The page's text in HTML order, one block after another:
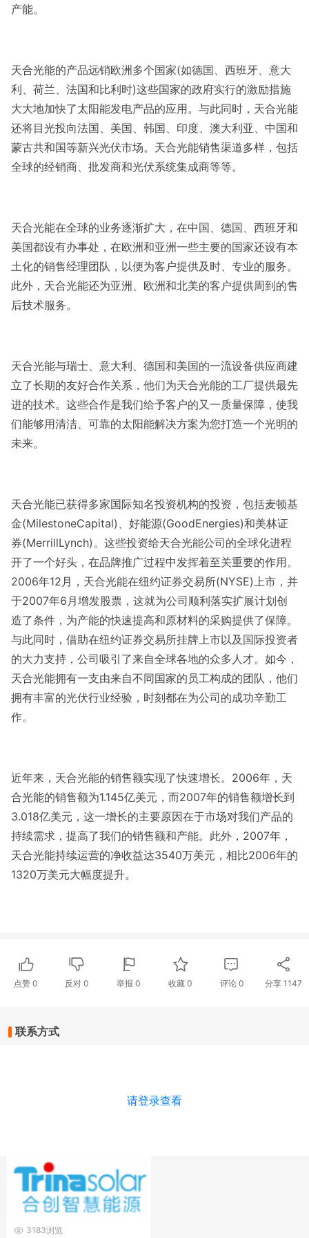
产能。
天合光能的产品远销欧洲多个国家(如德国、西班牙、意大
利、荷兰、法国和比利时)这些国家的政府实行的激励措施
大大地加快了太阳能发电产品的应用。与此同时，天合光能
还将目光投向法国、美国、韩国、印度、澳大利亚、中国和
蒙古共和国等新兴光伏市场。天合光能销售渠道多样，包括
全球的经销商、批发商和光伏系统集成商等等。
天合光能在全球的业务逐渐扩大，在中国、德国、西班牙和
美国都设有办事处，在欧洲和亚洲一些主要的国家还设有本
土化的销售经理团队，以便为客户提供及时、专业的服务。
此外，天合光能还为亚洲、欧洲和北美的客户提供周到的售
后技术服务。
天合光能与瑞士、意大利、德国和美国的一流设备供应商建
立了长期的友好合作关系，他们为天合光能的工厂提供最先
进的技术。这些合作是我们给予客户的又一质量保障，使我
们能够用清洁、可靠的太阳能解决方案为您打造一个光明的
未来。
天合光能已获得多家国际知名投资机构的投资，包括麦顿基
金(MilestoneCapital)、好能源(GoodEnergies)和美林证
券(MerrillLynch)。这些投资给天合光能公司的全球化进程
开了一个好头，在品牌推广过程中发挥着至关重要的作用。
2006年12月，天合光能在纽约证券交易所(NYSE)上市，并
于2007年6月增发股票，这就为公司顺利落实扩展计划创
造了条件，为产能的快速提高和原材料的采购提供了保障。
与此同时，借助在纽约证券交易所挂牌上市以及国际投资者
的大力支持，公司吸引了来自全球各地的众多人才。如今，
天合光能拥有一支由来自不同国家的员工构成的团队，他们
拥有丰富的光伏行业经验，时刻都在为公司的成功辛勤工
作。
近年来，天合光能的销售额实现了快速增长。2006年，天
合光能的销售额为1.145亿美元，而2007年的销售额增长到
3.018亿美元，这一增长的主要原因在于市场对我们产品的
持续需求，提高了我们的销售额和产能。此外，2007年，
天合光能持续运营的净收益达3540万美元，相比2006年的
1320万美元大幅度提升。
点赞 0 反对0 举报 0 收藏 0 评论 0 分享 1147
联系方式
请登录查看
3183浏览